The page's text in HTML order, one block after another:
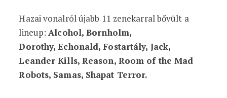
Hazai vonalról újabb 11 zenekarral bővült a
lineup:Alcohol, Bornholm,
Dorothy,Echonald, Fostartály, Jack,
Leander Kills, Reason, Room of the Mad
Robots, Samas,Shapat Terror.